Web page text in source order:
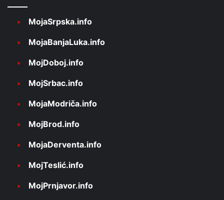
MojaSrpska.info
MojaBanjaLuka.info
MojDoboj.info
MojSrbac.info
MojaModriča.info
MojBrod.info
MojaDerventa.info
MojTeslić.info
MojPrnjavor.info